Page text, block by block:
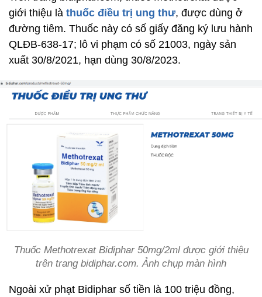
giới thiệu là thuốc điều trị ung thư, được dùng ở
đường tiêm. Thuốc này có số giấy đăng ký lưu hành
QLĐB-638-17; lô vi phạm có số 21003, ngày sản
xuất 30/8/2021, hạn dùng 30/8/2023.
Thuốc Methotrexat Bidiphar 50mg/2ml được giới thiệu
trên trang bidiphar.com. Ảnh chụp màn hình
Ngoài xử phạt Bidiphar số tiền là 100 triệu đồng,